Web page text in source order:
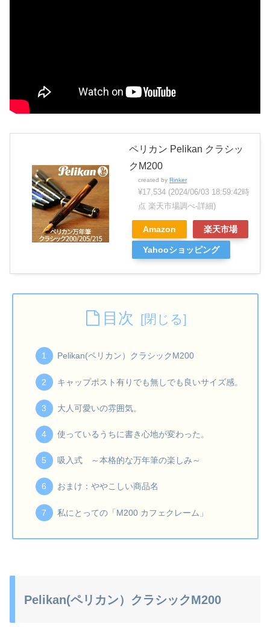
ペリカン Pelikan クラシッ
クM200
created by Rinker
¥17,534 (2024/06/03 18:59:42時
点 楽天市場調べ-詳細)
Amazon 楽天市場
Yahooショッピング
目次
Pelikan(ペリカン）クラシックM200
キャップポスト有りでも無しでも良いサイズ感。
大人可愛いの雰囲気。
使っているうちに書き心地が変わった。
吸入式 ～本格的な万年筆の楽しみ～
おまけ：ややこしい商品名
私にとっての「M200 カフェクレーム」
Pelikan(ペリカン）クラシックM200